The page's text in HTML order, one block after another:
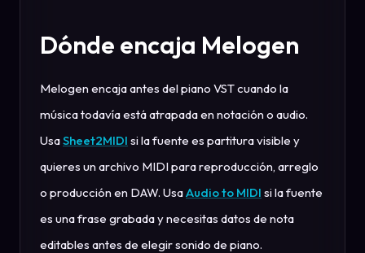
Dónde encaja Melogen
Melogen encaja antes del piano VST cuando la
música todavía está atrapada en notación o audio.
UsaSheet2MIDI si la fuente es partitura visible y
quieres un archivo MIDI para reproducción, arreglo
o producción en DAW. UsaAudio to MIDI si la fuente
es una frase grabada y necesitas datos de nota
editables antes de elegir sonido de piano.